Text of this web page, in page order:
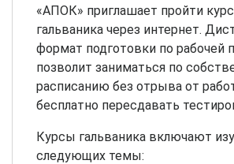
«АПОК» приглашает пройти
гальваника через интернет.
формат подготовки по рабочей
позволит заниматься по
расписанию без отрыва от
бесплатно пересдавать
Курсы гальваника включают
следующих темы: